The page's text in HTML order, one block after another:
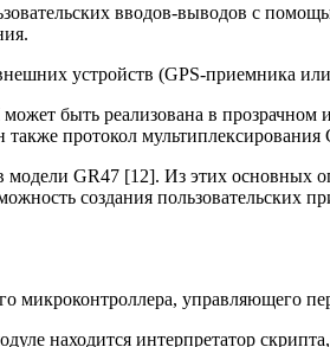
вводов-выводов с
устройств (GPS-приемника
быть реализована в прозрачном
протокол мультиплексирования
GR47 [12]. Из этих основных
создания пользовательских
микроконтроллера, управляющего
находится интерпретатор